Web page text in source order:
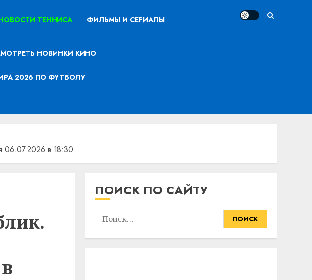
ТЕННИСА ФИЛЬМЫ И СЕРИАЛЫ
НОВИНКИ КИНО
2026 ПО ФУТБОЛУ
06.07.2026 в 18:30
ПОИСК ПО САЙТУ
Найти: